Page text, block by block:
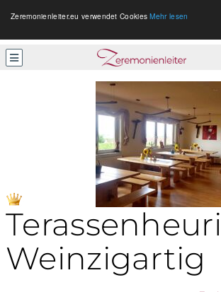
Zeremonienleiter.eu verwendet CookiesMehr lesen
Weinzigartig